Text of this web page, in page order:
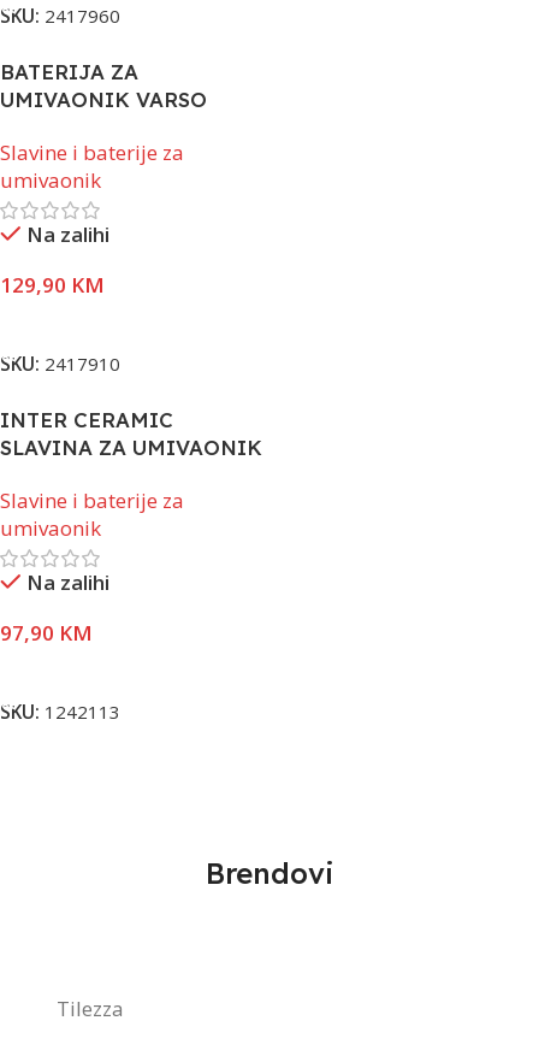
SKU: 2417960
BATERIJA ZA
UMIVAONIK VARSO
Slavine i baterije za
umivaonik
Na zalihi
129,90 KM
SKU: 2417910
INTER CERAMIC
SLAVINA ZA UMIVAONIK
UGRADNJU MAT CRNA
Slavine i baterije za
umivaonik
Na zalihi
97,90 KM
SKU: 1242113
Brendovi
Tilezza